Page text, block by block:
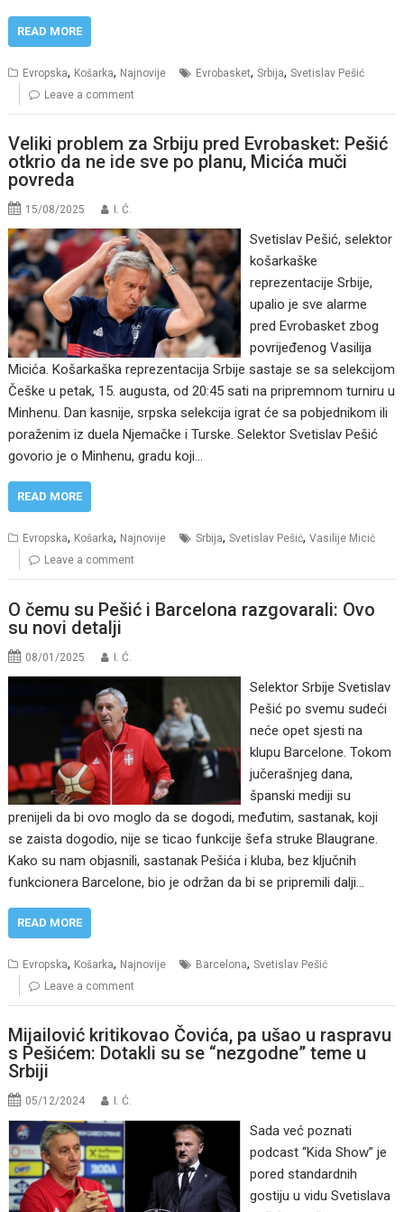
READ MORE
Evropska, Košarka, Najnovije Evrobasket,Srbija,Svetislav Pešić
Leave a comment
Veliki problem za Srbiju pred Evrobasket: Pešić
otkrio da ne ide sve po planu, Micića muči
povreda
15/08/2025 I. Ć.
Svetislav Pešić, selektor
košarkaške
reprezentacije Srbije,
upalio je sve alarme
pred Evrobasket zbog
povrijeđenog Vasilija
Micića. Košarkaška reprezentacija Srbije sastaje se sa selekcijom
Češke u petak, 15. augusta, od 20:45 sati na pripremnom turniru u
Minhenu. Dan kasnije, srpska selekcija igrat će sa pobjednikom ili
poraženim iz duela Njemačke i Turske. Selektor Svetislav Pešić
govorio je o Minhenu, gradu koji…
READ MORE
Evropska, Košarka, Najnovije Srbija,Svetislav Pešić,Vasilije Micić
Leave a comment
O čemu su Pešić i Barcelona razgovarali: Ovo
su novi detalji
08/01/2025 I. Ć.
Selektor Srbije Svetislav
Pešić po svemu sudeći
neće opet sjesti na
klupu Barcelone. Tokom
jučerašnjeg dana,
španski mediji su
prenijeli da bi ovo moglo da se dogodi, međutim, sastanak, koji
se zaista dogodio, nije se ticao funkcije šefa struke Blaugrane.
Kako su nam objasnili, sastanak Pešića i kluba, bez ključnih
funkcionera Barcelone, bio je održan da bi se pripremili dalji…
READ MORE
Evropska, Košarka, Najnovije Barcelona,Svetislav Pešić
Leave a comment
Mijailović kritikovao Čovića, pa ušao u raspravu
s Pešićem: Dotakli su se “nezgodne” teme u
Srbiji
05/12/2024 I. Ć.
Sada već poznati
podcast “Kida Show” je
pored standardnih
gostiju u vidu Svetislava